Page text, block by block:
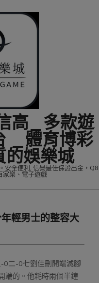
高_多款遊
_體育博彩
的娛樂城
安全便利, 信譽最佳保證出金，Q8
家樂、電子遊戲
輕男士的整容大
0二-0七劉佳刪開端滅腳
端的。他耗時兩個半鐘